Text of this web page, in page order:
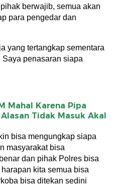
berwajib, semua akan
para pengedar dan
yang tertangkap sementara
penasaran siapa
Mahal Karena Pipa
Tidak Masuk Akal
bisa mengungkap siapa
masyarakat bisa
dan pihak Polres bisa
kita semua bisa
bisa ditekan sedini